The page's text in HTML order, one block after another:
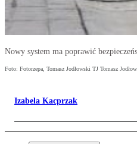
Nowy system ma poprawić
Foto: Fotorzepa, Tomasz Jodłowski TJ Tomasz
Izabela Kacprzak